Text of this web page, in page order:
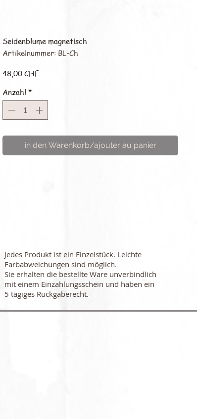
Seidenblume magnetisch
Artikelnummer: BL-Ch
48,00 CHFPreis
Anzahl *
in den Warenkorb/ajouter au panier
Jedes Produkt ist ein Einzelstück. Leichte
Farbabweichungen sind möglich.
Sie erhalten die bestellte Ware unverbindlich
mit einem Einzahlungsschein und haben ein
5 tägiges Rückgaberecht.